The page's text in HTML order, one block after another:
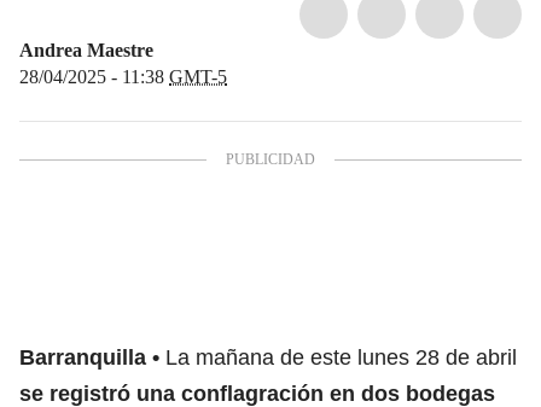
Andrea Maestre
28/04/2025 - 11:38 GMT-5
Barranquilla
La mañana de este lunes 28 de abril
se registró una conflagración en dos bodegas